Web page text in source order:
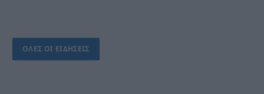
ΟΛΕΣ ΟΙ ΕΙΔΗΣΕΙΣ